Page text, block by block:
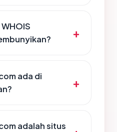
ada di
adalah situs